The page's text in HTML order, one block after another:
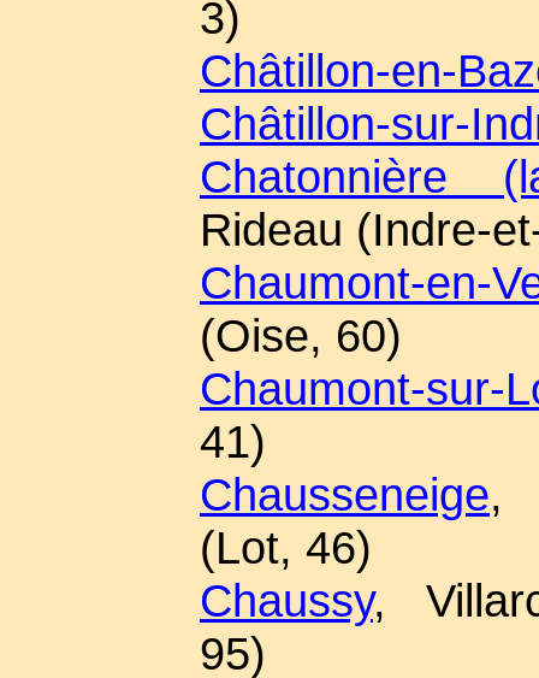
3)
Châtillon-en-
Châtillon-sur-
Chatonnière
Rideau (Indre-
Chaumont-en-
(Oise, 60)
Chaumont-sur-
41)
Chausseneige,
(Lot, 46)
Chaussy,
95)